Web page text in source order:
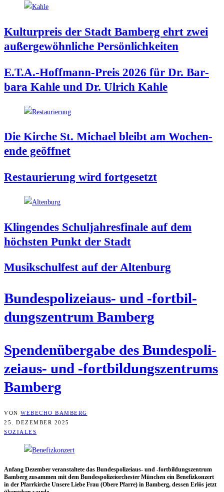
Kul­tur­preis der Stadt Bam­berg ehrt zwei
außer­ge­wöhn­li­che Persönlichkeiten
E.T.A.-Hoffmann-Preis 2026 für Dr. Bar­
ba­ra Kah­le und Dr. Ulrich Kahle
Die Kir­che St. Micha­el bleibt am Wochen­
en­de geöffnet
Restau­rie­rung wird fortgesetzt
Klin­gen­des Schul­jah­res­fi­na­le auf dem
höchs­ten Punkt der Stadt
Musik­schul­fest auf der Altenburg
Bun­des­po­li­zei­aus- und ‑fort­bil­
dungs­zen­trum Bamberg
Spen­den­über­ga­be des Bun­des­po­li­
zei­aus- und ‑fort­bil­dungs­zen­trums
Bamberg
VON WEBECHO BAMBERG
25. DEZEMBER 2025
SOZIALES
Anfang Dezem­ber ver­an­stal­te­te das Bun­des­po­li­zei­aus- und ‑fort­bil­dungs­zen­trum
Bam­berg zusam­men mit dem Bun­des­po­li­zei­or­ches­ter Mün­chen ein Bene­fiz­kon­zert
in der Pfarr­kir­che Unse­re Lie­be Frau (Obe­re Pfar­re) in Bam­berg, des­sen Erlös jetzt